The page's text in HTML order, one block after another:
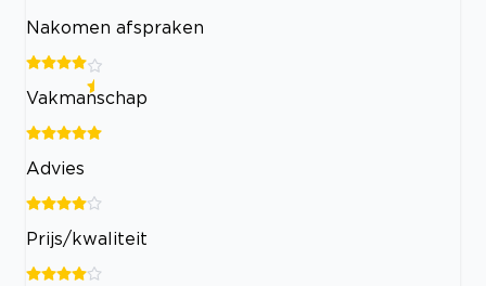
Nakomen afspraken
Vakmanschap
Advies
Prijs/kwaliteit